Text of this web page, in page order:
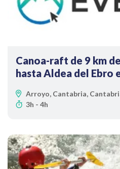
Canoa-raft de 9 km
hasta Aldea del Ebro
Arroyo, Cantabria,
3h - 4h